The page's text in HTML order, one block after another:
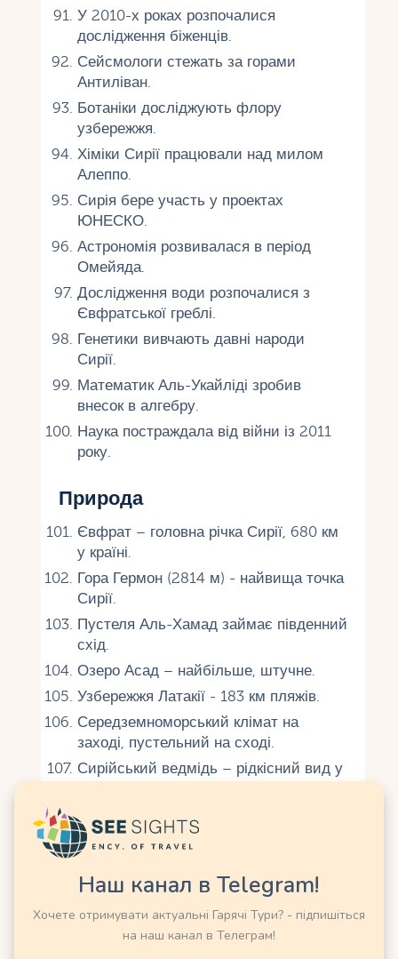
У 2010-х роках розпочалися
дослідження біженців.
Сейсмологи стежать за горами
Антиліван.
Ботаніки досліджують флору
узбережжя.
Хіміки Сирії працювали над милом
Алеппо.
Сирія бере участь у проектах
ЮНЕСКО.
Астрономія розвивалася в період
Омейяда.
Дослідження води розпочалися з
Євфратської греблі.
Генетики вивчають давні народи
Сирії.
Математик Аль-Укайліді зробив
внесок в алгебру.
Наука постраждала від війни із 2011
року.
Природа
Євфрат – головна річка Сирії, 680 км
у країні.
Гора Гермон (2814 м) - найвища точка
Сирії.
Пустеля Аль-Хамад займає південний
схід.
Озеро Асад – найбільше, штучне.
Узбережжя Латакії - 183 км пляжів.
Середземноморський клімат на
заході, пустельний на сході.
Сирійський ведмідь – рідкісний вид у
Фламінго гніздяться біля Євфрату.
Оливкові гаї – символ Сирії.
Водоспад у Габулі – природна краса.
Пустеля цвіте після рідкісних дощів.
Дельфіни зустрічаються біля
Наш канал в Telegram!
Хочете отримувати актуальні Гарячі Тури? - підпишіться
на наш канал в Телеграм!